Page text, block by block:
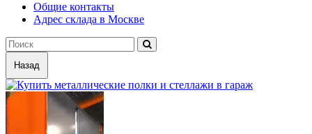
Общие контакты
Адрес склада в Москве
Назад